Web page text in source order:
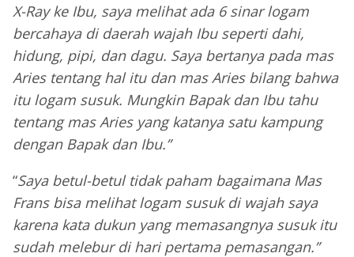
X-Ray ke Ibu, saya melihat ada 6 sinar logam
bercahaya di daerah wajah Ibu seperti dahi,
hidung, pipi, dan dagu. Saya bertanya pada mas
Aries tentang hal itu dan mas Aries bilang bahwa
itu logam susuk. Mungkin Bapak dan Ibu tahu
tentang mas Aries yang katanya satu kampung
dengan Bapak dan Ibu.”
“Saya betul-betul tidak paham bagaimana Mas
Frans bisa melihat logam susuk di wajah saya
karena kata dukun yang memasangnya susuk itu
sudah melebur di hari pertama pemasangan.”